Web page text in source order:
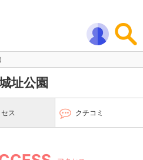
址公園
ス クチコミ